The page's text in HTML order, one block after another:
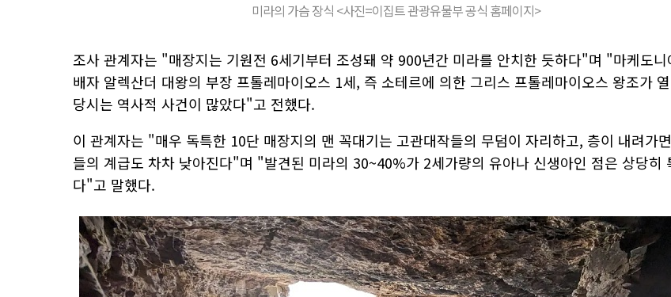
미라의 가슴 장식 <사진=이집트 관광유물부 공식 홈페이지>
조사 관계자는 "매장지는 기원전 6세기부터 조성돼 약 900년간 미라를 안치한 듯하다"며 "마케도니
배자 알렉산더 대왕의 부장 프톨레마이오스 1세, 즉 소테르에 의한 그리스 프톨레마이오스 왕조가
당시는 역사적 사건이 많았다"고 전했다.
이 관계자는 "매우 독특한 10단 매장지의 맨 꼭대기는 고관대작들의 무덤이 자리하고, 층이 내려가
들의 계급도 차차 낮아진다"며 "발견된 미라의 30~40%가 2세가량의 유아나 신생아인 점은 상당히
다"고 말했다.